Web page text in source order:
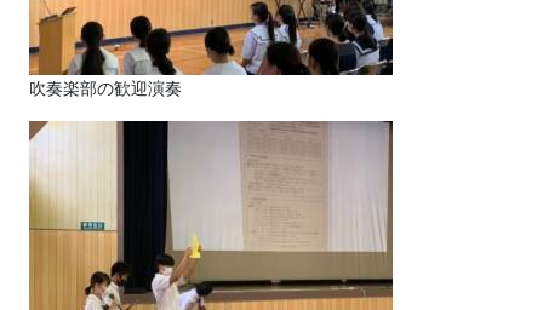
吹奏楽部の歓迎演奏